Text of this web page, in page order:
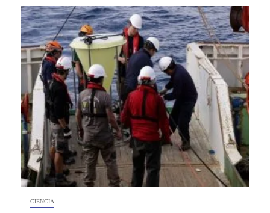
CIENCIA